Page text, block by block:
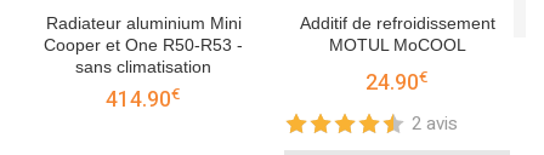
Radiateur aluminium Mini
Cooper et One R50-R53 -
sans climatisation
414.90€
Additif de refroidissement
MOTUL MoCOOL
24.90€
2 avis